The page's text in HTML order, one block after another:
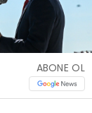
ABONE OL